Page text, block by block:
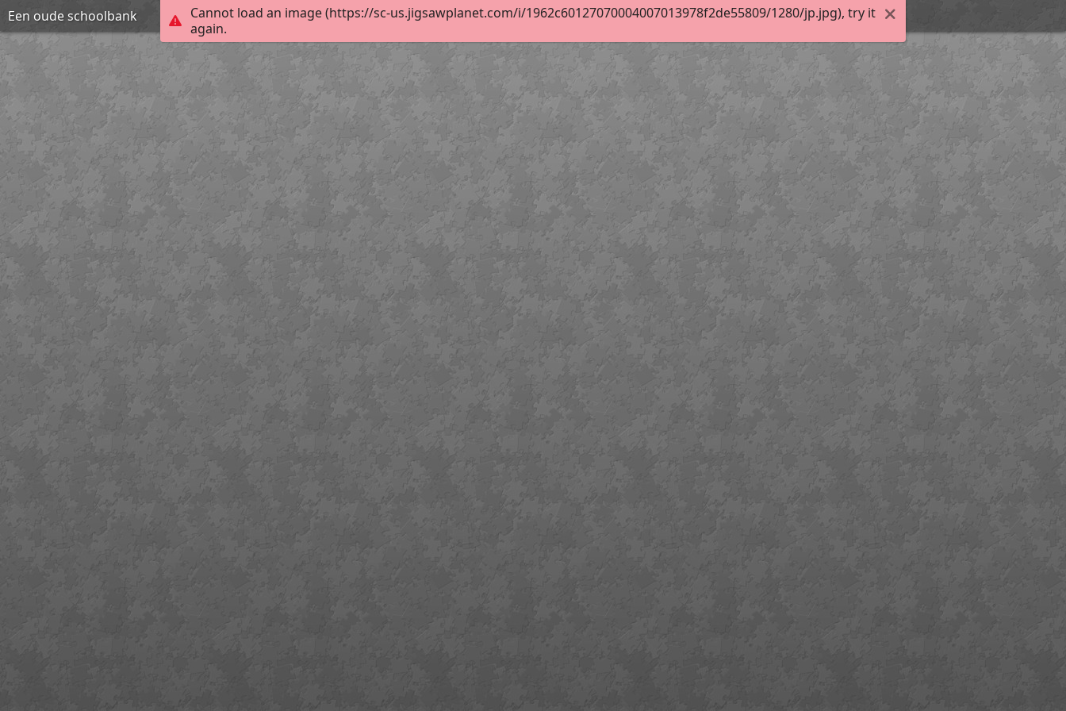
Cannot load an image (https://sc-us.jigsawplanet.com/i/1962c60127070004007013978f2de55809/1280/jp.jpg), try it
again.
Een oude schoolbank